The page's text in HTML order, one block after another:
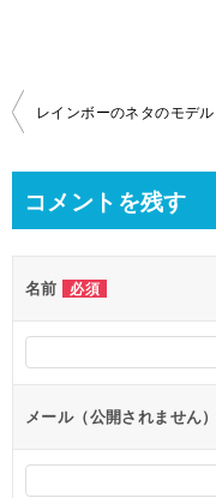
投
ビ
ー
シ
ョ
ン
コメントを残す
名前 必須
メール（公開されません）